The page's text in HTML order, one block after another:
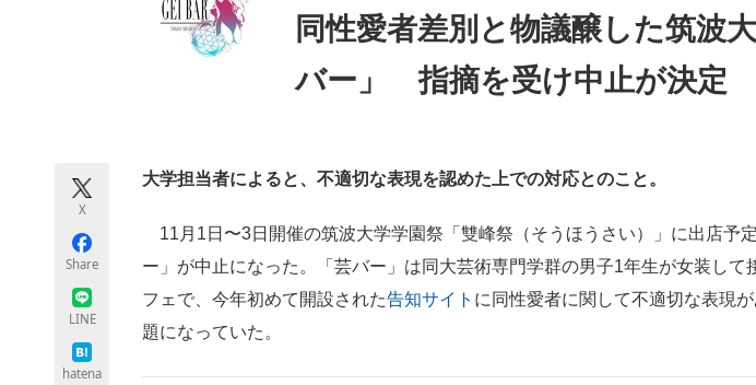
ITエンジニア向け専門サイト 企業向けIT製品の総合サイト IT製品の技術・比
モノづくり技術者専門サイト エレクトロニクス専門サイト
ちょっと気になるネットの話題
同性愛者差別と物議醸した筑波
バー」 指摘を受け中止が決定
X
Share
LINE
hatena
大学担当者によると、不適切な表現を認めた上での対応とのこと。
11月1日〜3日開催の筑波大学学園祭「雙峰祭（そうほうさい）」に出店予
ー」が中止になった。「芸バー」は同大芸術専門学群の男子1年生が女装して
フェで、今年初めて開設された告知サイト に同性愛者に関して不適切な表現
題になっていた。